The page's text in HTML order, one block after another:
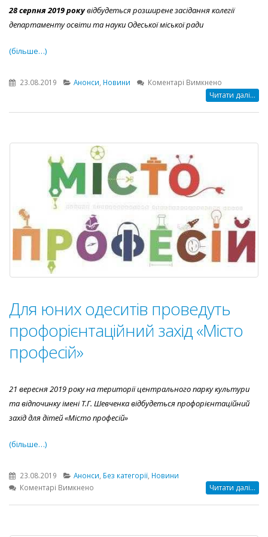
28 серпня 2019 рокувідбудеться розширене засідання колегії
департаменту освіти та науки Одеської міської ради
(більше…)
23.08.2019 Анонси, Новини Коментарі Вимкнено
АНОНС
колегії
науки
міської
ради
Читати далі...
Для юних одеситів проведуть
профорієнтаційний захід «Місто
професій»
21 вересня 2019 року на території центрального парку культури
та відпочинку імені Т.Г. Шевченка відбудеться профорієнтаційний
захід для дітей «Місто професій»
(більше…)
23.08.2019 Анонси, Без категорії, Новини
Коментарі Вимкненодо
проведуть
Читати далі...